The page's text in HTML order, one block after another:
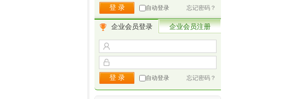
自动登录 忘记密码？
企业会员登录 企业会员注册
自动登录 忘记密码？